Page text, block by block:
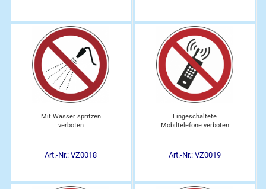
Mit Wasser spritzen
verboten
Art.-Nr.: VZ0018
Eingeschaltete
Mobiltelefone verboten
Art.-Nr.: VZ0019